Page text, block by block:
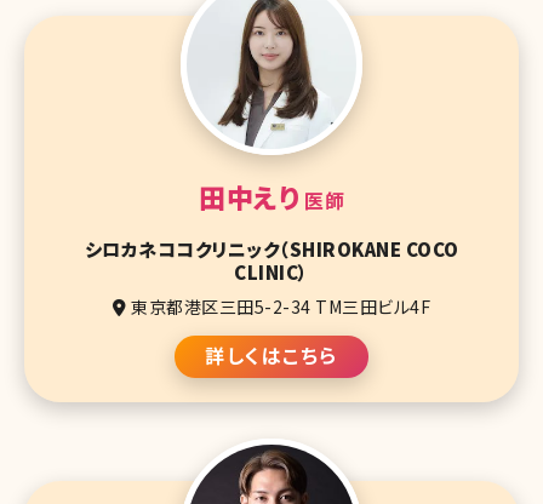
田中えり 医師
シロカネココクリニック（SHIROKANE COCO
CLINIC）
東京都港区三田5-2-34 TM三田ビル4F
詳しくはこちら